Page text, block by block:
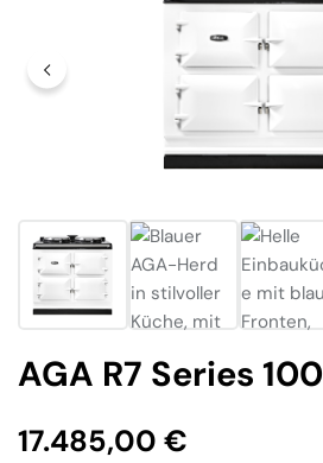
AGA R7 Series 100
Regulärer Preis:
17.485,00 €